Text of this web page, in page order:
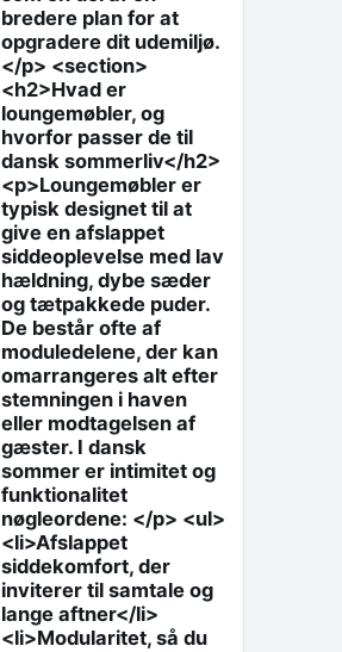
bredere plan for at
opgradere dit udemiljø.
</p> <section>
<h2>Hvad er
loungemøbler, og
hvorfor passer de til
dansk sommerliv</h2>
<p>Loungemøbler er
typisk designet til at
give en afslappet
siddeoplevelse med lav
hældning, dybe sæder
og tætpakkede puder.
De består ofte af
moduledelene, der kan
omarrangeres alt efter
stemningen i haven
eller modtagelsen af
gæster. I dansk
sommer er intimitet og
funktionalitet
nøgleordene: </p> <ul>
<li>Afslappet
siddekomfort, der
inviterer til samtale og
lange aftner</li>
<li>Modularitet, så du